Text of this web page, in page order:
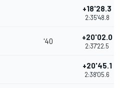
+18'28.3
2:35'48.8
'40 +20'02.0
2:37'22.5
+20'45.1
2:38'05.6